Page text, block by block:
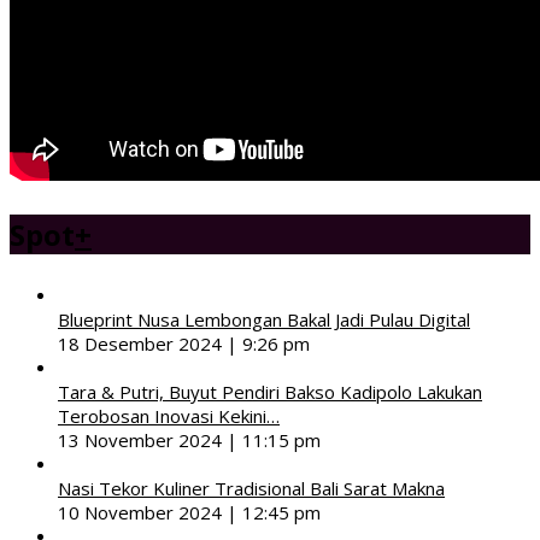
Spot+
Blueprint Nusa Lembongan Bakal Jadi Pulau Digital
18 Desember 2024 | 9:26 pm
Tara & Putri, Buyut Pendiri Bakso Kadipolo Lakukan
Terobosan Inovasi Kekini…
13 November 2024 | 11:15 pm
Nasi Tekor Kuliner Tradisional Bali Sarat Makna
10 November 2024 | 12:45 pm